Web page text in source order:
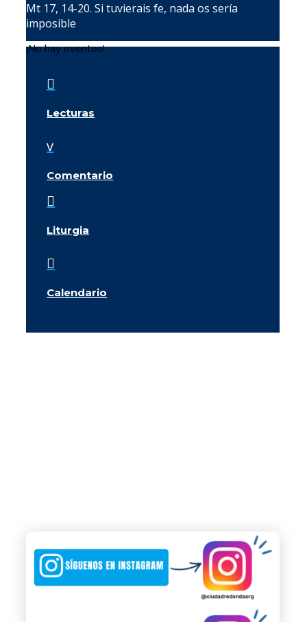
Mt 17, 14-20. Si tuvierais fe, nada os sería
imposible
¡No hay eventos!

Lecturas
v
Comentario

Liturgia

Calendario